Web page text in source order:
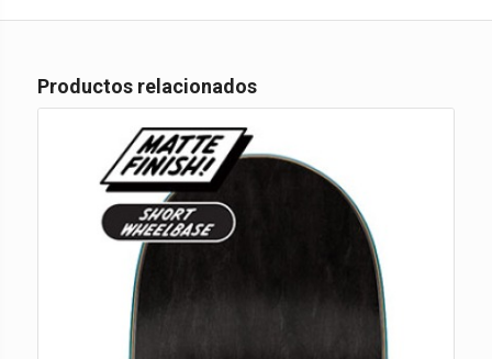
Productos relacionados